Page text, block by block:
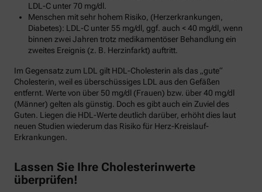
LDL-C unter 70 mg/dl.
Menschen mit sehr hohem Risiko, (Herzerkrankungen,
Diabetes): LDL-C unter 55 mg/dl, ggf. auch < 40 mg/dl, wenn
binnen zwei Jahren trotz medikamentöser Behandlung ein
zweites Ereignis (z. B. Herzinfarkt) auftritt.
Im Gegensatz zum LDL gilt HDL-Cholesterin als das „gute“
Cholesterin, weil es überschüssiges LDL aus den Gefäßen
entfernt. Werte von über 50 mg/dl (Frauen) bzw. über 40 mg/dl
(Männer) gelten als günstig. Doch es gibt auch ein Zuviel des
Guten. Liegen die HDL-Werte deutlich darüber, erhöht dies laut
neuen Studien wiederum das Risiko für Herz-Kreislauf-
Erkrankungen.
Lassen Sie Ihre Cholesterinwerte
überprüfen!